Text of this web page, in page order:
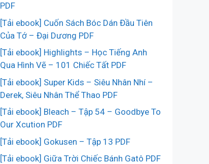
PDF
[Tải ebook] Cuốn Sách Bóc Dán Đầu Tiên
Của Tớ – Đại Dương PDF
[Tải ebook] Highlights – Học Tiếng Anh
Qua Hình Vẽ – 101 Chiếc Tất PDF
[Tải ebook] Super Kids – Siêu Nhân Nhí –
Derek, Siêu Nhân Thể Thao PDF
[Tải ebook] Bleach – Tập 54 – Goodbye To
Our Xcution PDF
[Tải ebook] Gokusen – Tập 13 PDF
[Tải ebook] Giữa Trời Chiếc Bánh Gatô PDF